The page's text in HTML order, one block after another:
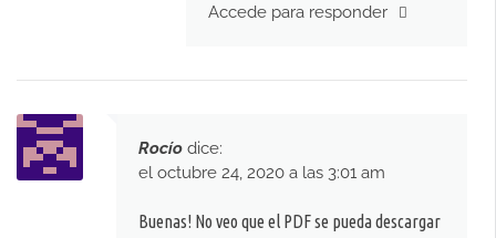
Accede para responder
Rocío dice:
el octubre 24, 2020 a las 3:01 am
Buenas! No veo que el PDF se pueda descargar